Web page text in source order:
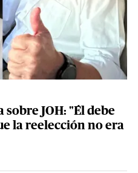
JOH: "Él debe
la reelección no era